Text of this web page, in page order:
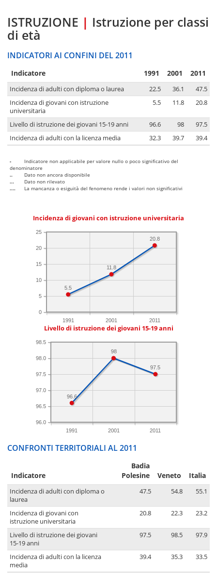
ISTRUZIONE | Istruzione per classi
di età
INDICATORI AI CONFINI DEL 2011
Indicatore 1991 2001 2011
Incidenza di adulti con diploma o laurea 22.5 36.1
47.5
Incidenza di giovani con istruzione
universitaria
5.5 11.8 20.8
Livello di istruzione dei giovani 15-19 anni 96.6 98
97.5
Incidenza di adulti con la licenza media
32.3 39.7 39.4
-
Indicatore non applicabile per valore nullo o poco significativo del
denominatore
..
Dato non ancora disponibile
...
Dato non rilevato
....
La mancanza o esiguità del fenomeno rende i valori non significativi
Incidenza di giovani con istruzione universitaria
1991 2001 2011
0
5
10
15
20
25
20.8
11.8
5.5
Livello di istruzione dei giovani 15-19 anni
1991 2001 2011
96.0
96.5
97.0
97.5
98.0
98.5
97.5
98
96.6
CONFRONTI TERRITORIALI AL 2011
Indicatore
Badia
Polesine
Veneto Italia
Incidenza di adulti con diploma o
laurea
47.5 54.8 55.1
Incidenza di giovani con
istruzione universitaria
20.8 22.3 23.2
Livello di istruzione dei giovani
15-19 anni
97.5 98.5 97.9
Incidenza di adulti con la licenza
media
39.4 35.3 33.5